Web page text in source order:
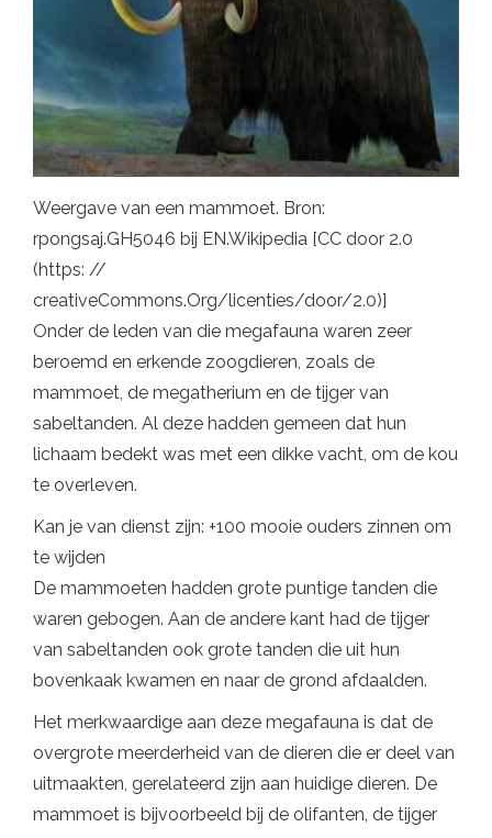
Weergave van een mammoet. Bron:
rpongsaj.GH5046 bij EN.Wikipedia [CC door 2.0
(https: //
creativeCommons.Org/licenties/door/2.0)]
Onder de leden van die megafauna waren zeer
beroemd en erkende zoogdieren, zoals de
mammoet, de megatherium en de tijger van
sabeltanden. Al deze hadden gemeen dat hun
lichaam bedekt was met een dikke vacht, om de kou
te overleven.
Kan je van dienst zijn: +100 mooie ouders zinnen om
te wijden
De mammoeten hadden grote puntige tanden die
waren gebogen. Aan de andere kant had de tijger
van sabeltanden ook grote tanden die uit hun
bovenkaak kwamen en naar de grond afdaalden.
Het merkwaardige aan deze megafauna is dat de
overgrote meerderheid van de dieren die er deel van
uitmaakten, gerelateerd zijn aan huidige dieren. De
mammoet is bijvoorbeeld bij de olifanten, de tijger